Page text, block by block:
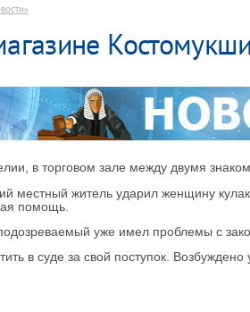
в торговом зале между двумя
местный житель ударил женщину
помощь.
уже имел проблемы с
в суде за свой поступок. Возбуждено